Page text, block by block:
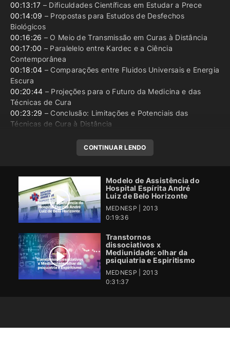
00:13:17 – Dificuldades Científicas em Estudar a Prece
00:14:09 – Propostas para Estudos de Desfechos
Biológicos
00:16:26 – O Meio de Transmissão em Curas à Distância
00:17:00 – Paralelelo entre Kardec e a Ciência
Contemporânea
00:18:04 – Comparações entre Fluidos Universais e Energia
Escura
00:20:44 – Projeções para o Futuro da Medicina e das
Técnicas de Cura
00:23:29 – Conclusão: Limitações e Potenciais das
Técnicas de Cura à Distância
CONTINUAR LENDO
Modelo de Assistência do
Hospital Espírita André
Luiz de Belo Horizonte
MEDNESP | 2013
0:19:36
Transtornos
dissociativos x
Mediunidade: olhar da
psiquiatria e Espiritismo
MEDNESP | 2013
0:31:37